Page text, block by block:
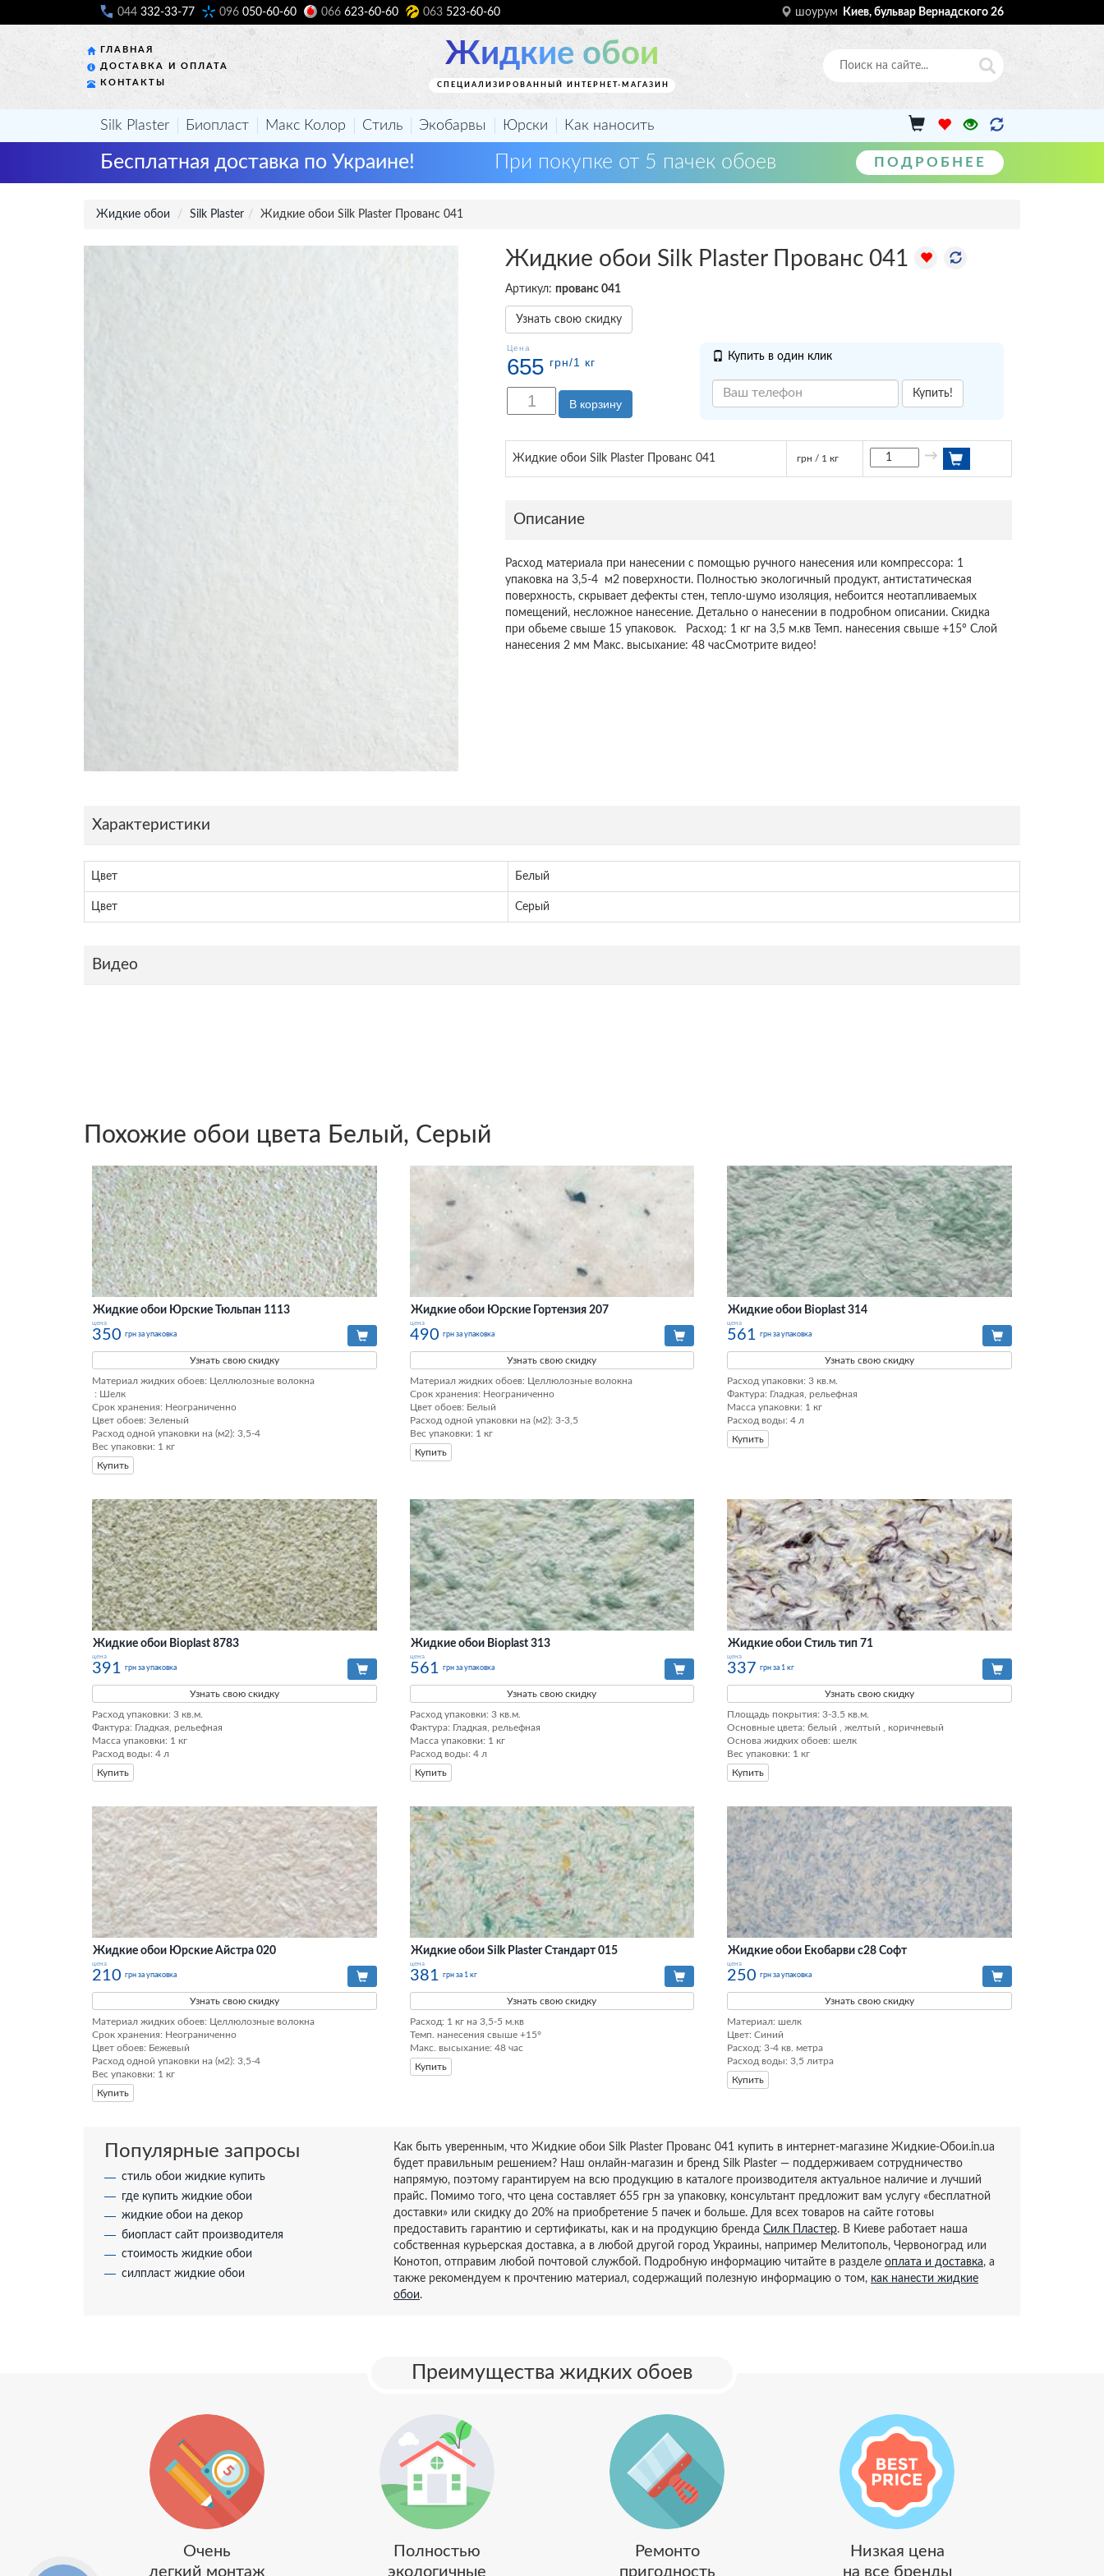
044 332-33-77 096 050-60-60 066 623-60-60 063 523-60-60 шоурум Киев, бульвар Вернадского 26
ГЛАВНАЯ
ДОСТАВКА И ОПЛАТА
КОНТАКТЫ
Жидкие обои
СПЕЦИАЛИЗИРОВАННЫЙ ИНТЕРНЕТ-МАГАЗИН
Silk Plaster Биопласт Макс Колор Стиль Экобарвы Юрски Как наносить
Бесплатная доставка по Украине! При покупке от 5 пачек обоев ПОДРОБНЕЕ
Жидкие обои Silk Plaster Жидкие обои Silk Plaster Прованс 041
Жидкие обои Silk Plaster Прованс 041
Артикул: прованс 041
Узнать свою скидку
Цена
655 грн/1 кг
В корзину
Купить в один клик
Купить!
Жидкие обои Silk Plaster Прованс 041 грн / 1 кг →
Описание
Расход материала при нанесении с помощью ручного нанесения или компрессора: 1
упаковка на 3,5-4 м2 поверхности. Полностью экологичный продукт, антистатическая
поверхность, скрывает дефекты стен, тепло-шумо изоляция, небоится неотапливаемых
помещений, несложное нанесение. Детально о нанесении в подробном описании. Скидка
при обьеме свыше 15 упаковок. Расход: 1 кг на 3,5 м.кв Темп. нанесения свыше +15° Слой
нанесения 2 мм Макс. высыхание: 48 часСмотрите видео!
Характеристики
Цвет Белый
Цвет Серый
Видео
Похожие обои цвета Белый, Серый
Жидкие обои Юрские Тюльпан 1113
цена
350 грн за упаковка
Узнать свою скидку
Материал жидких обоев: Целлюлозные волокна
: Шелк
Срок хранения: Неограниченно
Цвет обоев: Зеленый
Расход одной упаковки на (м2): 3,5-4
Вес упаковки: 1 кг
Купить
Жидкие обои Юрские Гортензия 207
цена
490 грн за упаковка
Узнать свою скидку
Материал жидких обоев: Целлюлозные волокна
Срок хранения: Неограниченно
Цвет обоев: Белый
Расход одной упаковки на (м2): 3-3,5
Вес упаковки: 1 кг
Купить
Жидкие обои Bioplast 314
цена
561 грн за упаковка
Узнать свою скидку
Расход упаковки: 3 кв.м.
Фактура: Гладкая, рельефная
Масса упаковки: 1 кг
Расход воды: 4 л
Купить
Жидкие обои Bioplast 8783
цена
391 грн за упаковка
Узнать свою скидку
Расход упаковки: 3 кв.м.
Фактура: Гладкая, рельефная
Масса упаковки: 1 кг
Расход воды: 4 л
Купить
Жидкие обои Bioplast 313
цена
561 грн за упаковка
Узнать свою скидку
Расход упаковки: 3 кв.м.
Фактура: Гладкая, рельефная
Масса упаковки: 1 кг
Расход воды: 4 л
Купить
Жидкие обои Стиль тип 71
цена
337 грн за 1 кг
Узнать свою скидку
Площадь покрытия: 3-3.5 кв.м.
Основные цвета: белый , желтый , коричневый
Основа жидких обоев: шелк
Вес упаковки: 1 кг
Купить
Жидкие обои Юрские Айстра 020
цена
210 грн за упаковка
Узнать свою скидку
Материал жидких обоев: Целлюлозные волокна
Срок хранения: Неограниченно
Цвет обоев: Бежевый
Расход одной упаковки на (м2): 3,5-4
Вес упаковки: 1 кг
Купить
Жидкие обои Silk Plaster Стандарт 015
цена
381 грн за 1 кг
Узнать свою скидку
Расход: 1 кг на 3,5-5 м.кв
Темп. нанесения свыше +15°
Макс. высыхание: 48 час
Купить
Жидкие обои Екобарви с28 Софт
цена
250 грн за упаковка
Узнать свою скидку
Материал: шелк
Цвет: Синий
Расход: 3-4 кв. метра
Расход воды: 3,5 литра
Купить
Популярные запросы
стиль обои жидкие купить
где купить жидкие обои
жидкие обои на декор
биопласт сайт производителя
стоимость жидкие обои
силпласт жидкие обои
Как быть уверенным, что Жидкие обои Silk Plaster Прованс 041 купить в интернет-магазине Жидкие-Обои.in.ua
будет правильным решением? Наш онлайн-магазин и бренд Silk Plaster — поддерживаем сотрудничество
напрямую, поэтому гарантируем на всю продукцию в каталоге производителя актуальное наличие и лучший
прайс. Помимо того, что цена составляет 655 грн за упаковку, консультант предложит вам услугу «бесплатной
доставки» или скидку до 20% на приобретение 5 пачек и больше. Для всех товаров на сайте готовы
предоставить гарантию и сертификаты, как и на продукцию бренда Силк Пластер. В Киеве работает наша
собственная курьерская доставка, а в любой другой город Украины, например Мелитополь, Червоноград или
Конотоп, отправим любой почтовой службой. Подробную информацию читайте в разделе оплата и доставка, а
также рекомендуем к прочтению материал, содержащий полезную информацию о том, как нанести жидкие
обои.
Преимущества жидких обоев
Очень
легкий монтаж
Полностью
экологичные
Ремонто
пригодность
Низкая цена
на все бренды